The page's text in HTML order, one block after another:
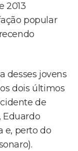
2013
popular
desses jovens
dois últimos
de
Eduardo
e, perto do